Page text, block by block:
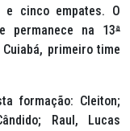
cinco empates. O
permanece na 13ª
primeiro time
formação: Cleiton;
Raul, Lucas